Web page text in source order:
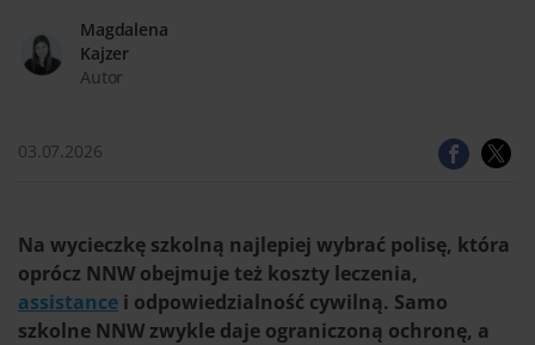
Magdalena
Kajzer
Autor
03.07.2026
Na wycieczkę szkolną najlepiej wybrać polisę, która
oprócz NNW obejmuje też koszty leczenia,
assistance i odpowiedzialność cywilną. Samo
szkolne NNW zwykle daje ograniczoną ochronę, a